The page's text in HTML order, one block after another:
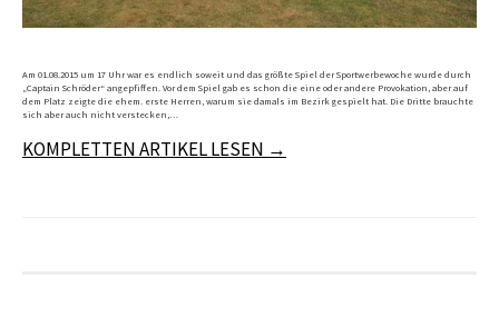
Am 01.08.2015 um 17 Uhr war es endlich soweit und das größte Spiel der Sportwerbewoche wurde durch
„Captain Schröder“ angepfiffen. Vor dem Spiel gab es schon die eine oder andere Provokation, aber auf
dem Platz zeigte die ehem. erste Herren, warum sie damals im Bezirk gespielt hat. Die Dritte brauchte
sich aber auch nicht verstecken,…
KOMPLETTEN ARTIKEL LESEN →